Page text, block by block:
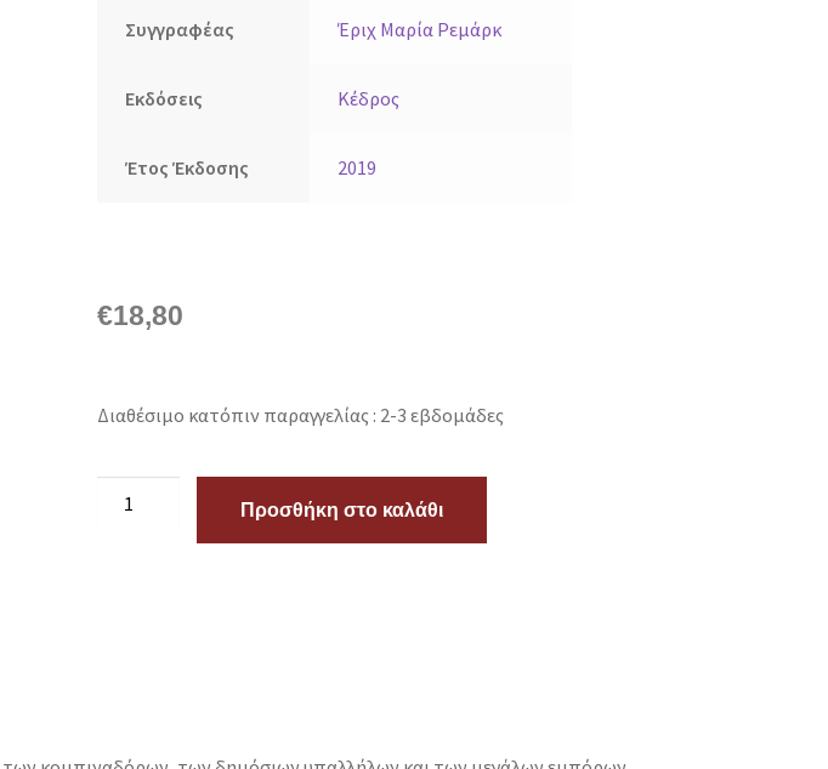
Συγγραφέας Έριχ Μαρία Ρεμάρκ
Εκδόσεις Κέδρος
Έτος Έκδοσης 2019
€18,80
Διαθέσιμο κατόπιν παραγγελίας : 2-3 εβδομάδες
Προσθήκη στο καλάθι